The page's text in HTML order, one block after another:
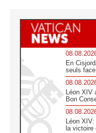
En
seuls
Léon XIV
Bon
Léon
la victoire